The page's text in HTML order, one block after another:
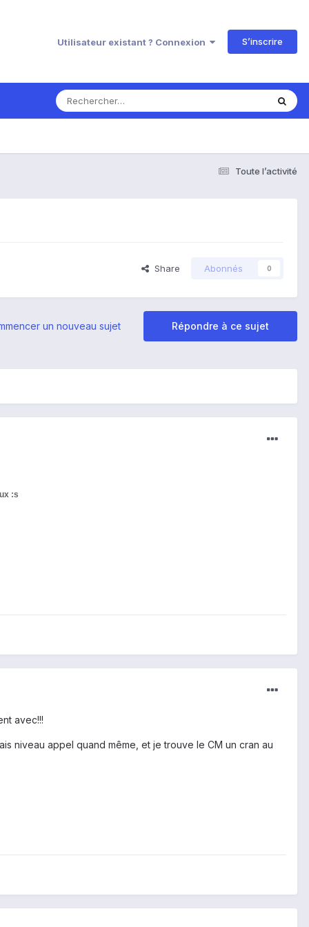
Utilisateur existant ? Connexion S’inscrire
Toute l’activité
Share Abonnés 0
Répondre à ce sujet
un nouveau sujet
:s
avec!!!
niveau appel quand même, et je trouve le CM un cran au